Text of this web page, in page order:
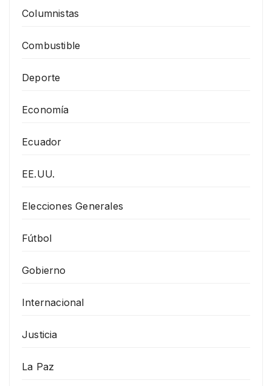
Columnistas
Combustible
Deporte
Economía
Ecuador
EE.UU.
Elecciones Generales
Fútbol
Gobierno
Internacional
Justicia
La Paz